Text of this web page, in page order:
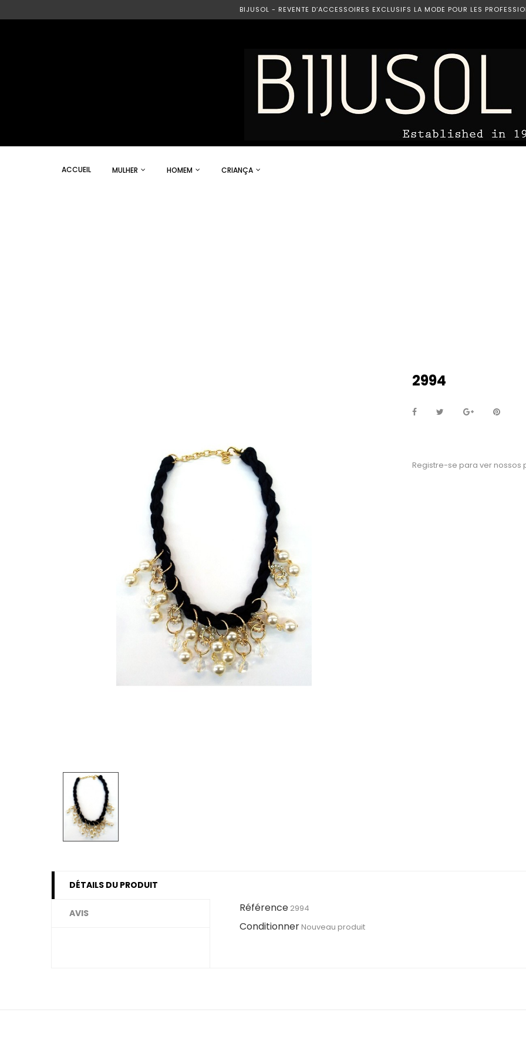
BIJUSOL - REVENTE D’ACCESSOIRES EXCLUSIFS LA MODE POUR LES
ACCUEIL MULHER HOMEM CRIANÇA
2994
Registre-se para ver nossos
DÉTAILS DU PRODUIT
AVIS Référence 2994
Conditionner Nouveau produit